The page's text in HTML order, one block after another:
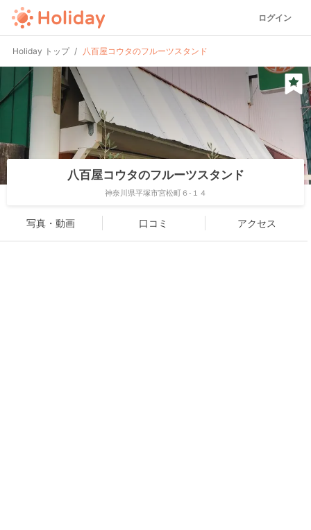
ログイン
Holiday トップ 八百屋コウタのフルーツスタンド
八百屋コウタのフルーツスタンド
神奈川県平塚市宮松町６-１４
写真・動画 口コミ アクセス